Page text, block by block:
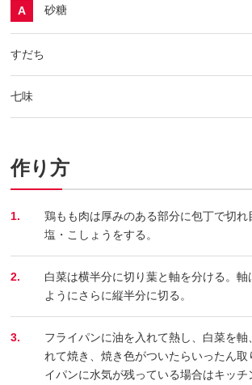
A 砂糖
すだち
七味
作り方
1.
鶏もも肉は厚みのある部分に包丁で切れ
塩・こしょうをする。
2.
白菜は横半分に切り葉と軸を分ける。軸
ようにさらに縦半分に切る。
3.
フライパンに油を入れて熱し、白菜を軸
れて焼き、焼き色がついたらいったん取
イパンに水気が残っている場合はキッチ